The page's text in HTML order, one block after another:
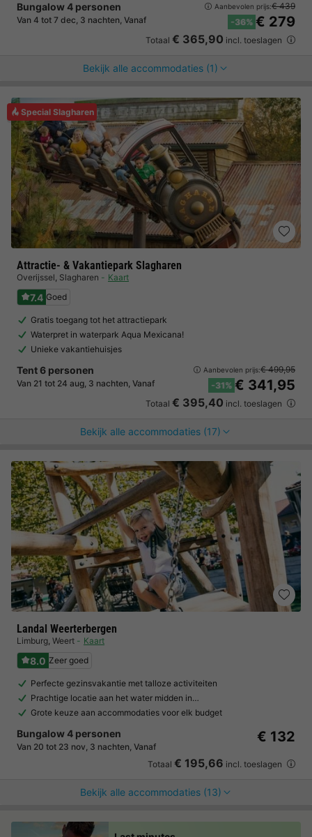
Bungalow 4 personen
Van 4 tot 7 dec, 3 nachten, Vanaf
Aanbevolen prijs:€ 439
-36% € 279
Totaal € 365,90 incl. toeslagen
Bekijk alle accommodaties (1)
Special Slagharen
Attractie- & Vakantiepark Slagharen
Overijssel, Slagharen Kaart
7.4 Goed
Gratis toegang tot het attractiepark
Waterpret in waterpark Aqua Mexicana!
Unieke vakantiehuisjes
Tent 6 personen
Van 21 tot 24 aug, 3 nachten, Vanaf
Aanbevolen prijs:€ 499,95
-31% € 341,95
Totaal € 395,40 incl. toeslagen
Bekijk alle accommodaties (17)
Landal Weerterbergen
Limburg, Weert Kaart
8.0 Zeer goed
Perfecte gezinsvakantie met talloze activiteiten
Prachtige locatie aan het water midden in…
Grote keuze aan accommodaties voor elk budget
Bungalow 4 personen
Van 20 tot 23 nov, 3 nachten, Vanaf
€ 132
Totaal € 195,66 incl. toeslagen
Bekijk alle accommodaties (13)